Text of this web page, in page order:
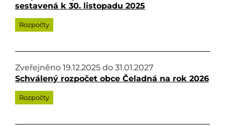
sestavená k 30. listopadu 2025
Rozpočty
Zveřejněno 19.12.2025 do 31.01.2027
Schválený rozpočet obce Čeladná na rok 2026
Rozpočty